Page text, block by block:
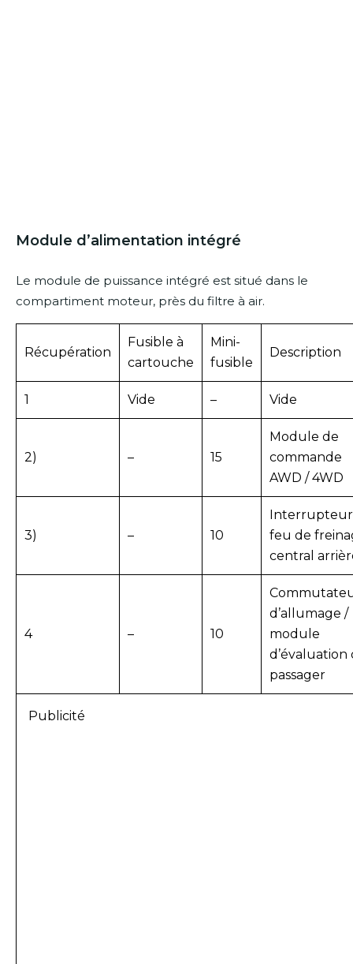
Module d’alimentation intégré
Le module de puissance intégré est situé dans le
compartiment moteur, près du filtre à air.
Récupération
Fusible à
cartouche
Mini-
fusible
Description
1 Vide – Vide
2) – 15
Module de
commande
AWD / 4WD
3) – 10
feu de
central
4 – 10
d’allumage /
module
d’évaluation
passager
Publicité